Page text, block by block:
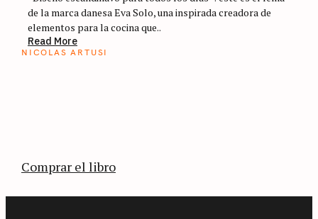
de la marca danesa Eva Solo, una inspirada creadora de
elementos para la cocina que..
Read More
NICOLAS ARTUSI
Comprar el libro